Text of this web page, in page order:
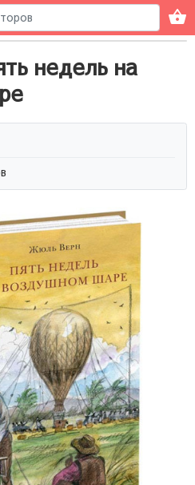
недель на